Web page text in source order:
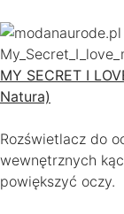
MY SECRET I
Natura)
Rozświetlacz do
wewnętrznych
powiększyć oczy.